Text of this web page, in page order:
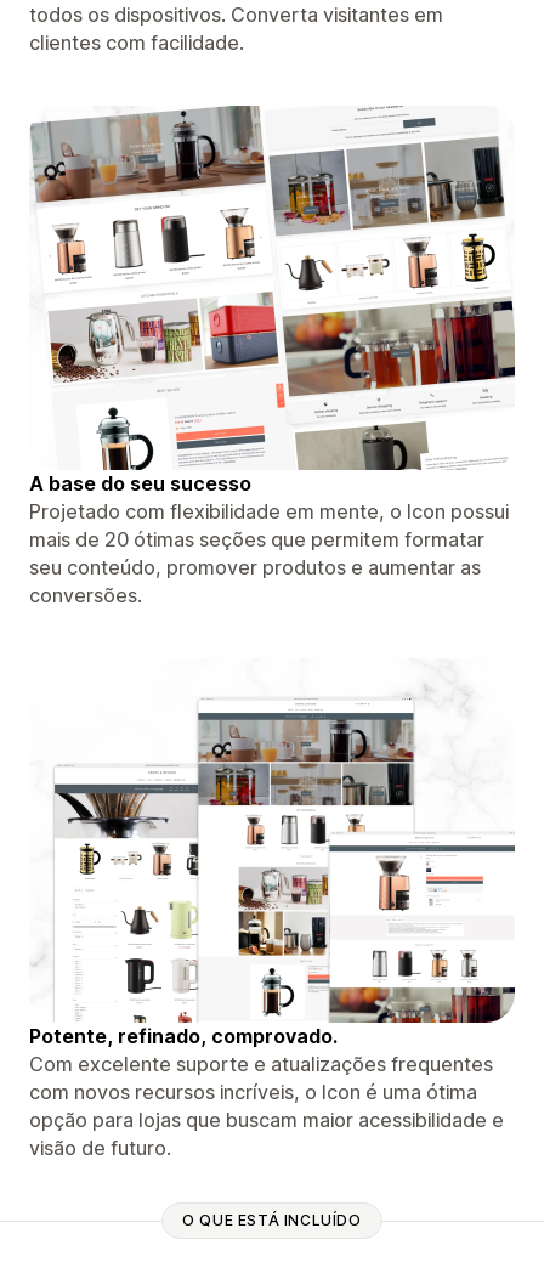
todos os dispositivos. Converta visitantes em
clientes com facilidade.
A base do seu sucesso
Projetado com flexibilidade em mente, o Icon possui
mais de 20 ótimas seções que permitem formatar
seu conteúdo, promover produtos e aumentar as
conversões.
Potente, refinado, comprovado.
Com excelente suporte e atualizações frequentes
com novos recursos incríveis, o Icon é uma ótima
opção para lojas que buscam maior acessibilidade e
visão de futuro.
O QUE ESTÁ INCLUÍDO